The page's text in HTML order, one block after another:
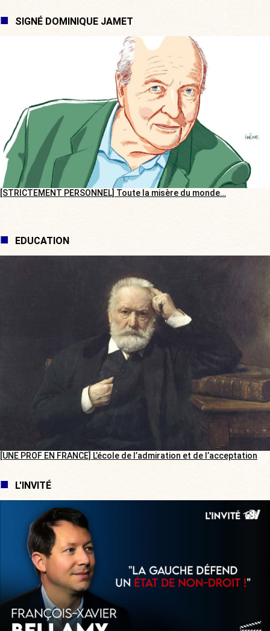
SIGNÉ DOMINIQUE JAMET
[STRICTEMENT PERSONNEL] Toute la misère du monde…
EDUCATION
[UNE PROF EN FRANCE] L’école de l’admiration et de l’acceptation
L'INVITÉ